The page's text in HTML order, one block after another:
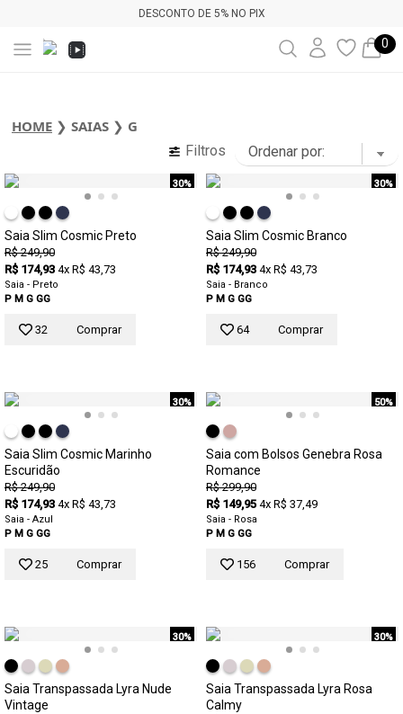
DESCONTO DE 5% NO PIX
0
HOME ❯ SAIAS ❯ G
Filtros
30%
Saia Slim Cosmic Preto
R$ 249,90
R$ 174,93 4x R$ 43,73
Saia - Preto
P M G GG
32 Comprar
30%
Saia Slim Cosmic Branco
R$ 249,90
R$ 174,93 4x R$ 43,73
Saia - Branco
P M G GG
64 Comprar
30%
Saia Slim Cosmic Marinho
Escuridão
R$ 249,90
R$ 174,93 4x R$ 43,73
Saia - Azul
P M G GG
25 Comprar
50%
Saia com Bolsos Genebra Rosa
Romance
R$ 299,90
R$ 149,95 4x R$ 37,49
Saia - Rosa
P M G GG
156 Comprar
30%
Saia Transpassada Lyra Nude
Vintage
30%
Saia Transpassada Lyra Rosa
Calmy